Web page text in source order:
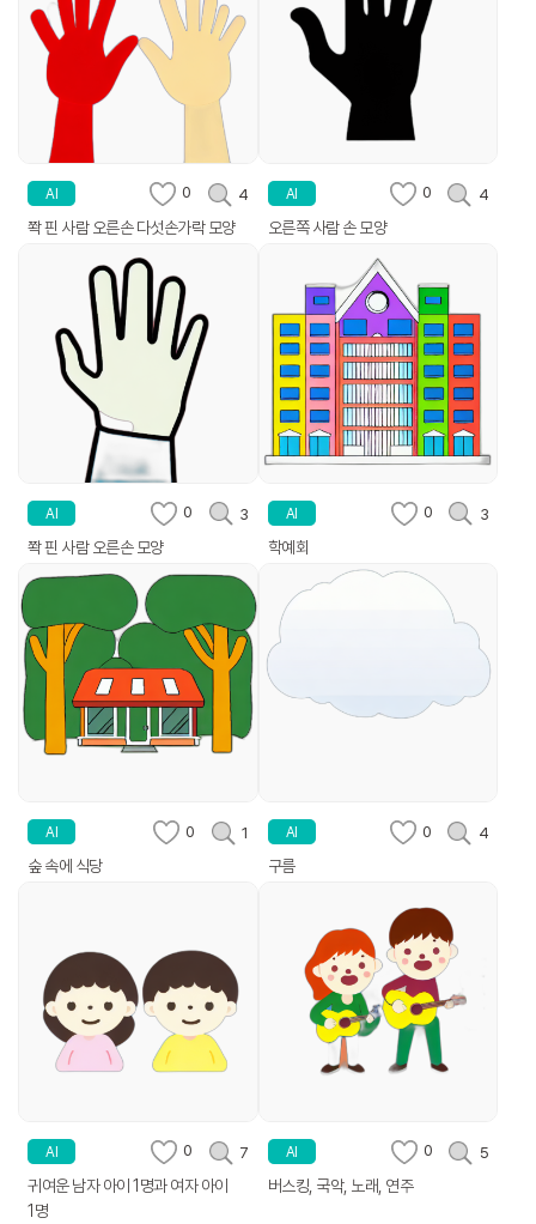
AI 0 4
쫙 핀 사람 오른손 다섯손가락 모양
AI 0 4
오른쪽 사람 손 모양
AI 0 3
쫙 핀 사람 오른손 모양
AI 0 3
학예회
AI 0 1
숲 속에 식당
AI 0 4
구름
AI 0 7
귀여운 남자 아이 1명과 여자 아이
1명
AI 0 5
버스킹, 국악, 노래, 연주